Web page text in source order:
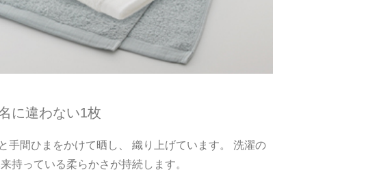
に違わない1枚
手間ひまをかけて晒し、 織り上げています。 洗濯の
持っている柔らかさが持続します。